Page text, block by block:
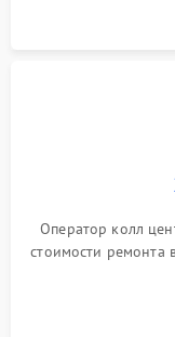
Оператор колл
стоимости ремонта